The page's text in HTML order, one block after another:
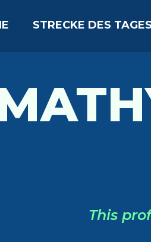
STRECKE DES TAGES
This